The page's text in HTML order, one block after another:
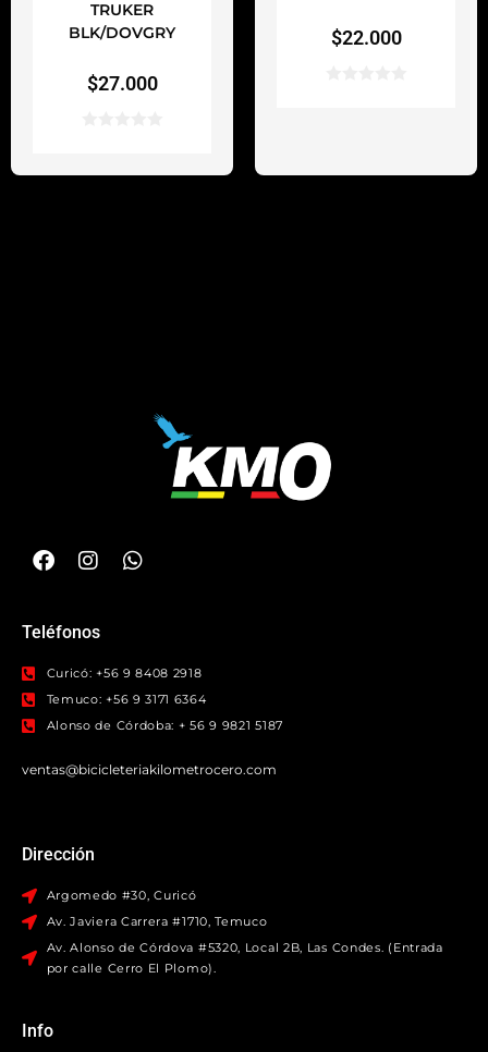
TRUKER
BLK/DOVGRY
$27.000
$22.000
Teléfonos
Curicó: +56 9 8408 2918
Temuco: +56 9 3171 6364
Alonso de Córdoba: + 56 9 9821 5187
ventas@bicicleteriakilometrocero.com
Dirección
Argomedo #30, Curicó
Av. Javiera Carrera #1710, Temuco
Av. Alonso de Córdova #5320, Local 2B, Las Condes. (Entrada
por calle Cerro El Plomo).
Info